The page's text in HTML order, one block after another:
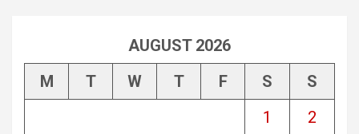
AUGUST 2026
M
T W T F S
S
1
2